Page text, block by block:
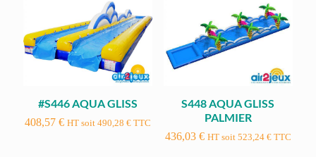
#S446 AQUA GLISS
408,57€ HT soit490,28€ TTC
S448 AQUA GLISS
PALMIER
436,03 € HT soit 523,24 €TTC